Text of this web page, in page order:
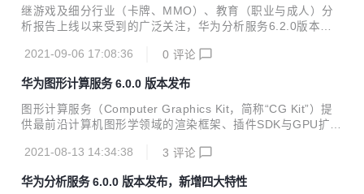
营。 1、 数据概览看板，实时掌握关键运营指标 注册、新
增、活跃、付费用户数都是最基本的运营指标，加入数据概览
板可视化呈现的两个数据：车型分布和商城收入，帮助运营人
继游戏及细分行业（卡牌、MMO）、教育（职业与成人）分
析报告上线以来受到的广泛关注，华为分析服务6.2.0版本再
强势来袭，为各行业数据驱动运营之路高效赋能。 本次6.2.0
行业报告，并提供配套埋点模板，数据上报与分析一站式解
决。 受众群体支持同步至华为应用市场活动管理，用户触达更
加精准。 事件归因分析支持事件内参数的归因，准确还原各事
入能力，支持按需导入自定义用户属性，用户分析更加多样
2021-09-06 17:08:36 0 评论
华为图形计算服务 6.0.0 版本发布
图形计算服务（Computer Graphics Kit，简称“CG Kit”）提
供最前沿计算机图形学领域的渲染框架、插件SDK与GPU扩展
开发者创造最佳体验产品。 华为图形计算服务6.0.0版本已发
的重负载环境下3D渲染； 新增骨骼动画插件特性，使游戏角
2021-08-13 14:34:38 3 评论
华为分析服务 6.0.0 版本发布，新增四大特性